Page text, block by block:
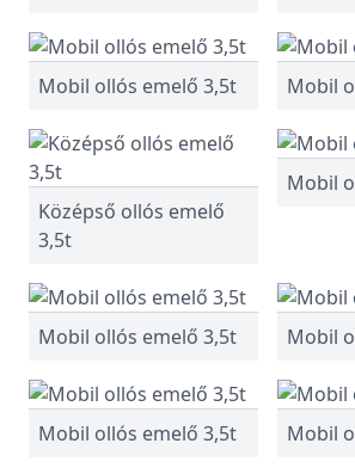
Mobil ollós emelő 3,5t Mobil
Középső ollós emelő
3,5t
Mobil
Mobil ollós emelő 3,5t Mobil
Mobil ollós emelő 3,5t Mobil